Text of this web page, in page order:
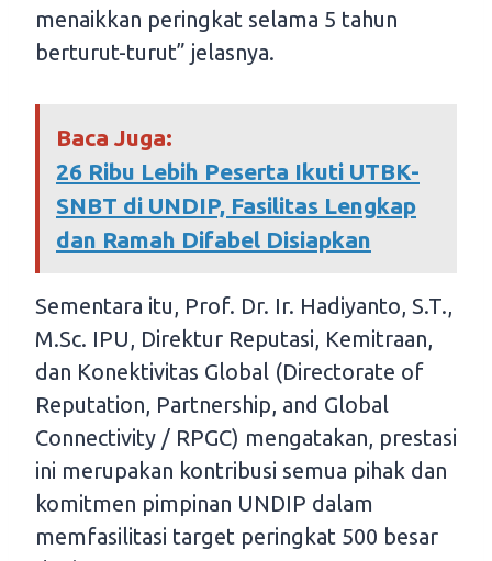
menaikkan peringkat selama 5 tahun
berturut-turut” jelasnya.
Baca Juga:
26 Ribu Lebih Peserta Ikuti UTBK-
SNBT di UNDIP, Fasilitas Lengkap
dan Ramah Difabel Disiapkan
Sementara itu, Prof. Dr. Ir. Hadiyanto, S.T.,
M.Sc. IPU, Direktur Reputasi, Kemitraan,
dan Konektivitas Global (Directorate of
Reputation, Partnership, and Global
Connectivity / RPGC) mengatakan, prestasi
ini merupakan kontribusi semua pihak dan
komitmen pimpinan UNDIP dalam
memfasilitasi target peringkat 500 besar